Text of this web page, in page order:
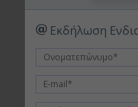
Εκδήλωση